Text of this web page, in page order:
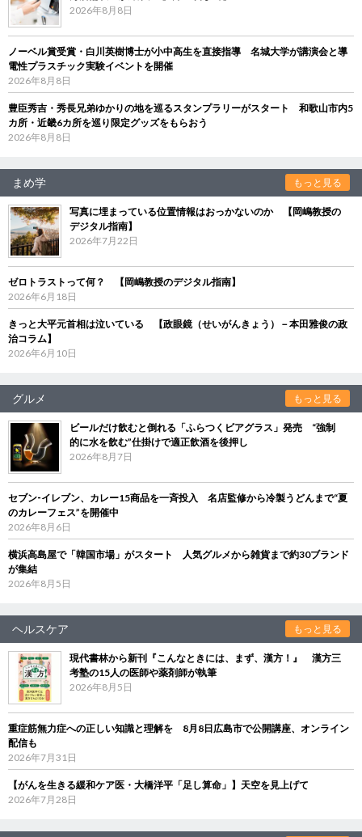
2026年8月8日
ノーベル賞受賞・白川英樹博士が小中高生を直接指導 名城大学が講演会と導
電性プラスチック実験イベントを開催
2026年8月8日
豊臣秀吉・秀長兄弟ゆかりの地を巡るスタンプラリーがスタート 和歌山市内5
カ所・近畿6カ所を巡り限定グッズをもらおう
2026年8月8日
まめ学 もっと見る
写真に埋まっている位置情報はおっかないのか 【岡嶋教授の
デジタル指南】
2026年7月22日
ゼロトラストって何？ 【岡嶋教授のデジタル指南】
2026年6月18日
きっと大平元首相は泣いている 【政眼鏡（せいがんきょう）－本田雅俊の政
治コラム】
2026年6月10日
グルメ もっと見る
ビールだけ飲むと倒れる「ふらつくビアグラス」発売 “強制
的に水を飲む”仕掛けで適正飲酒を後押し
2026年8月7日
セブン‐イレブン、カレー15商品を一斉投入 名店監修から冷製うどんまで“夏
のカレーフェス”を開催中
2026年8月6日
横浜高島屋で「韓国市場」がスタート 人気グルメから雑貨まで約30ブランド
が集結
2026年8月5日
ヘルスケア もっと見る
現代書林から新刊『こんなときには、まず、漢方！』 漢方三
考塾の15人の医師や薬剤師が執筆
2026年8月5日
重症筋無力症への正しい知識と理解を 8月8日広島市で公開講座、オンライン
配信も
2026年7月31日
【がんを生きる緩和ケア医・大橋洋平「足し算命」】天空を見上げて
2026年7月28日